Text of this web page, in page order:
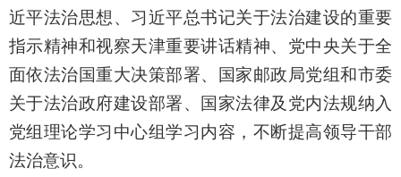
近平法治思想、习近平总书记关于法治建设的重要
指示精神和视察天津重要讲话精神、党中央关于全
面依法治国重大决策部署、国家邮政局党组和市委
关于法治政府建设部署、国家法律及党内法规纳入
党组理论学习中心组学习内容，不断提高领导干部
法治意识。